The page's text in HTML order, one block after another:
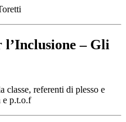
– Gli
classe, referenti di plesso e
e p.t.o.f